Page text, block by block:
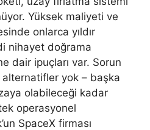
Yüksek maliyeti ve
onlarca yıldır
nihayet doğrama
dair ipuçları var. Sorun
alternatifler yok – başka
olabileceği kadar
operasyonel
SpaceX firması